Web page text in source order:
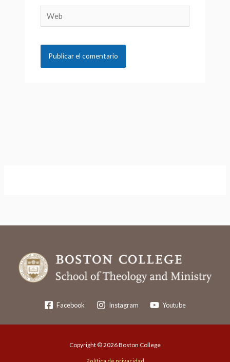
Web
Facebook Instagram Youtube
Copyright © 2026 Boston College